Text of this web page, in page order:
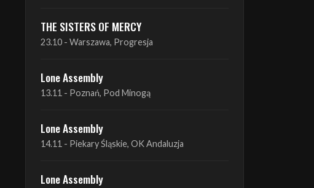
THE SISTERS OF MERCY
23.10 - Warszawa, Progresja
Lone Assembly
13.11 - Poznań, Pod Minogą
Lone Assembly
14.11 - Piekary Śląskie, OK Andaluzja
Lone Assembly